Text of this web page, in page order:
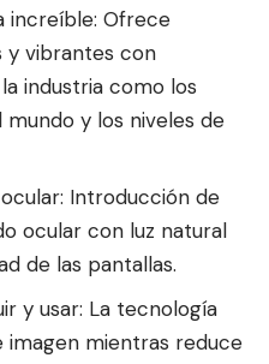
increíble: Ofrece
y vibrantes con
industria como los
y los niveles de
Introducción de
ocular con luz natural
de las pantallas.
y usar: La tecnología
imagen mientras reduce